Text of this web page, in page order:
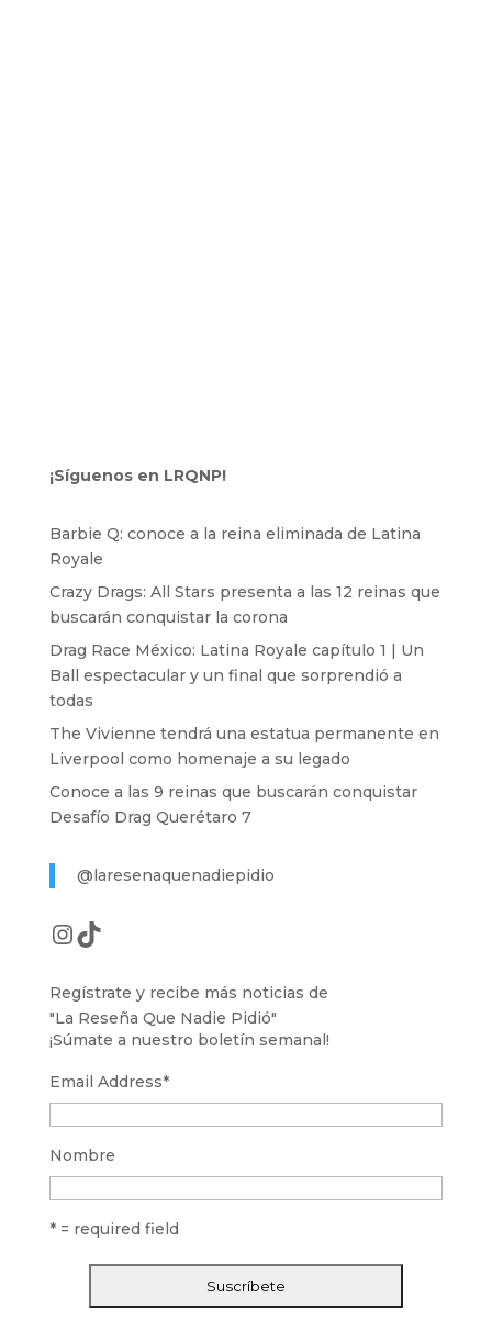
¡Síguenos en LRQNP!
Barbie Q: conoce a la reina eliminada de Latina
Royale
Crazy Drags: All Stars presenta a las 12 reinas que
buscarán conquistar la corona
Drag Race México: Latina Royale capítulo 1 | Un
Ball espectacular y un final que sorprendió a
todas
The Vivienne tendrá una estatua permanente en
Liverpool como homenaje a su legado
Conoce a las 9 reinas que buscarán conquistar
Desafío Drag Querétaro 7
@laresenaquenadiepidio
Instagram
TikTok
Regístrate y recibe más noticias de
"La Reseña Que Nadie Pidió"
¡Súmate a nuestro boletín semanal!
Email Address*
Nombre
* = required field